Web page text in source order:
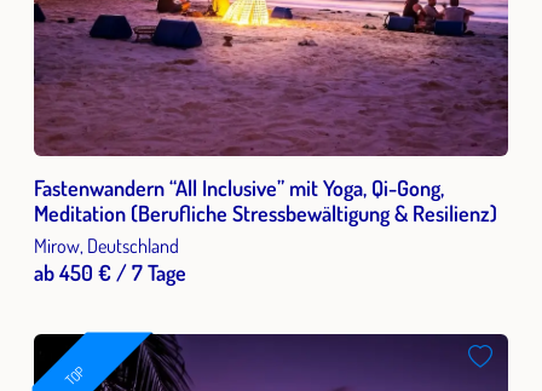
Fastenwandern “All Inclusive” mit Yoga, Qi-Gong,
Meditation (Berufliche Stressbewältigung & Resilienz)
Mirow, Deutschland
ab 450 € / 7 Tage
TOP